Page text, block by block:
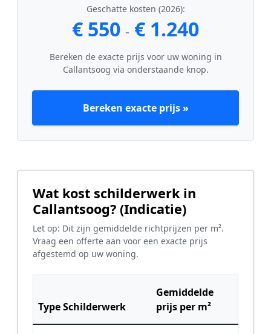
Geschatte kosten (2026):
€ 550 - € 1.240
Bereken de exacte prijs voor uw woning in
Callantsoog via onderstaande knop.
Bereken exacte prijs »
Wat kost schilderwerk in
Callantsoog? (Indicatie)
Let op: Dit zijn gemiddelde richtprijzen per m².
Vraag een offerte aan voor een exacte prijs
afgestemd op uw woning.
Type Schilderwerk
Gemiddelde
prijs per m²